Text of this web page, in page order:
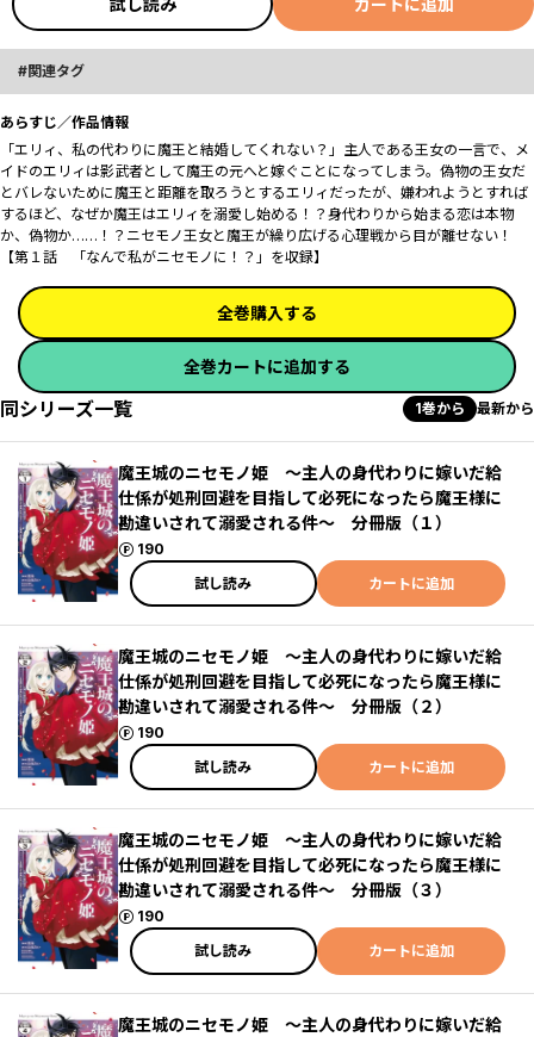
試し読み カートに追加
関連タグ
あらすじ／作品情報
「エリィ、私の代わりに魔王と結婚してくれない？」主人である王女の一言で、メ
イドのエリィは影武者として魔王の元へと嫁ぐことになってしまう。偽物の王女だ
とバレないために魔王と距離を取ろうとするエリィだったが、嫌われようとすれば
するほど、なぜか魔王はエリィを溺愛し始める！？身代わりから始まる恋は本物
か、偽物か……！？ニセモノ王女と魔王が繰り広げる心理戦から目が離せない！
【第１話 「なんで私がニセモノに！？」を収録】
全巻購入する
全巻カートに追加する
同シリーズ一覧 1巻から 最新から
魔王城のニセモノ姫 ～主人の身代わりに嫁いだ給
仕係が処刑回避を目指して必死になったら魔王様に
勘違いされて溺愛される件～ 分冊版（１）
190
ポイント
試し読み
カートに追加
魔王城のニセモノ姫 ～主人の身代わりに嫁いだ給
仕係が処刑回避を目指して必死になったら魔王様に
勘違いされて溺愛される件～ 分冊版（２）
190
ポイント
試し読み
カートに追加
魔王城のニセモノ姫 ～主人の身代わりに嫁いだ給
仕係が処刑回避を目指して必死になったら魔王様に
勘違いされて溺愛される件～ 分冊版（３）
190
ポイント
試し読み
カートに追加
魔王城のニセモノ姫 ～主人の身代わりに嫁いだ給